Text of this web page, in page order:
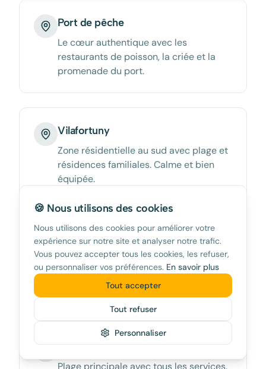
Port de pêche
Le cœur authentique avec les
restaurants de poisson, la criée et la
promenade du port.
Vilafortuny
Zone résidentielle au sud avec plage et
résidences familiales. Calme et bien
équipée.
Centre historique
Ruelles médiévales, église de Santa
Maria et marché couvert. Ambiance
Playa de l'Esquirol
Plage principale avec tous les services.
🍪 Nous utilisons des cookies
Nous utilisons des cookies pour améliorer votre
expérience sur notre site et analyser notre trafic.
Vous pouvez accepter tous les cookies, les refuser,
ou personnaliser vos préférences. En savoir plus
Personnaliser
Tout refuser
Tout accepter